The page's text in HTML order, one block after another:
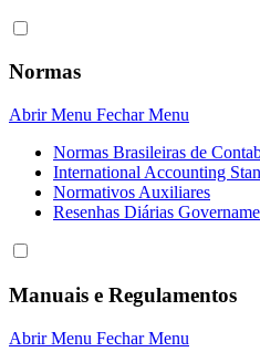
Normas
Abrir Menu Fechar Menu
Normas Brasileiras de
International Accounting
Normativos Auxiliares
Resenhas Diárias
Manuais e Regulamentos
Abrir Menu Fechar Menu